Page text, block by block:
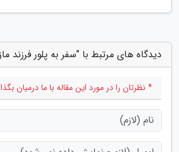
دیدگاه های مرتبط با "سفر به پلور فرزند
* نظرتان را در مورد این مقاله با ما درمیان